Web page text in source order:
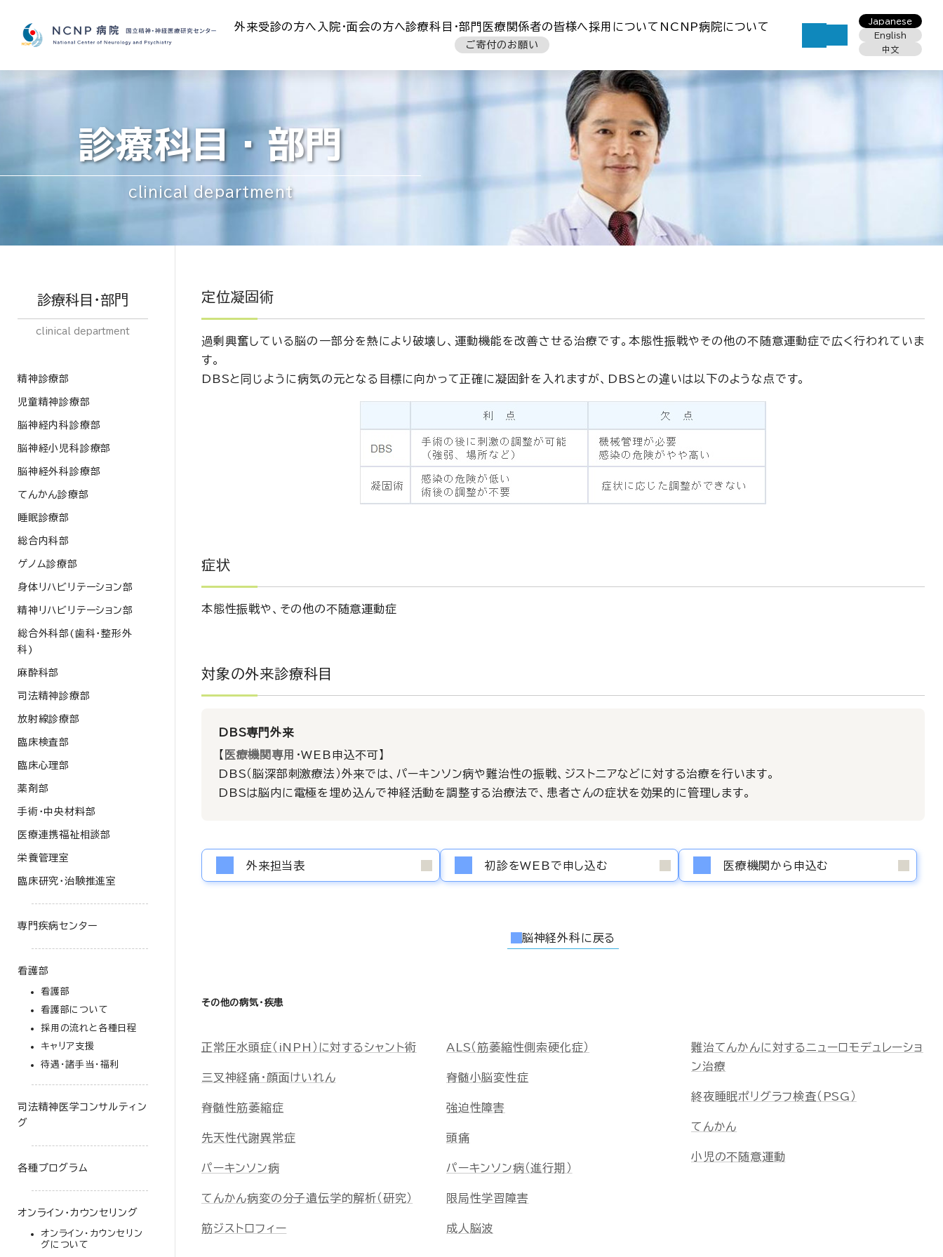
外来受診の方へ 入院・面会の方へ診療科目・部門 医療関係者の皆様へ採用について NCNP病院について
ご寄付のお願い
Japanese
English
中文
診療科目・部門
clinical department
診療科目・部門
clinical department
精神診療部
児童精神診療部
脳神経内科診療部
脳神経小児科診療部
脳神経外科診療部
てんかん診療部
睡眠診療部
総合内科部
ゲノム診療部
身体リハビリテーション部
精神リハビリテーション部
総合外科部(歯科･整形外
科)
麻酔科部
司法精神診療部
放射線診療部
臨床検査部
臨床心理部
薬剤部
手術・中央材料部
医療連携福祉相談部
栄養管理室
臨床研究・治験推進室
専門疾病センター
看護部
看護部
看護部について
採用の流れと各種日程
キャリア支援
待遇・諸手当・福利
司法精神医学コンサルティン
グ
各種プログラム
オンライン・カウンセリング
オンライン・カウンセリン
グについて
定位凝固術
過剰興奮している脳の一部分を熱により破壊し、運動機能を改善させる治療です。本態性振戦やその他の不随意運動症で広く行われていま
す。
DBSと同じように病気の元となる目標に向かって正確に凝固針を入れますが、DBSとの違いは以下のような点です。
症状
本態性振戦や、その他の不随意運動症
対象の外来診療科目
DBS専門外来
【 医療機関専用 ・WEB申込不可】
DBS（脳深部刺激療法）外来では、パーキンソン病や難治性の振戦、ジストニアなどに対する治療を行います。
DBSは脳内に電極を埋め込んで神経活動を調整する治療法で、患者さんの症状を効果的に管理します。
外来担当表 初診をWEBで申し込む 医療機関から申込む
脳神経外科に戻る
その他の病気・疾患
正常圧水頭症（iNPH）に対するシャント術
三叉神経痛・顔面けいれん
脊髄性筋萎縮症
先天性代謝異常症
パーキンソン病
てんかん病変の分子遺伝学的解析（研究）
筋ジストロフィー
ALS（筋萎縮性側索硬化症）
脊髄小脳変性症
強迫性障害
頭痛
パーキンソン病（進行期）
限局性学習障害
成人脳波
難治てんかんに対するニューロモデュレーショ
ン治療
終夜睡眠ポリグラフ検査（PSG）
てんかん
小児の不随意運動